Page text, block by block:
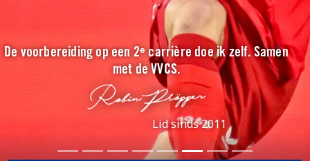
De voorbereiding op een 2ᵉ carrière doe ik zelf. Samen
met de VVCS.
Lid sinds 2011